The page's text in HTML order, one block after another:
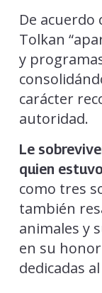
De
Tolkan
y
carácter
autoridad.
Le
quien
como tres
también
animales y
en su
dedicadas